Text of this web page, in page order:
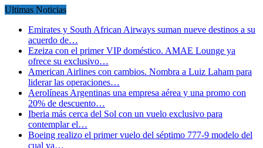
Ultimas Noticias
Emirates y South African Airways suman nueve destinos a su
acuerdo de…
Ezeiza con el primer VIP doméstico. AMAE Lounge ya
ofrece su exclusivo…
American Airlines con cambios. Nombra a Luiz Laham para
liderar las operaciones…
Aerolíneas Argentinas una empresa aérea y una promo con
20% de descuento…
Iberia más cerca del Sol con un vuelo exclusivo para
contemplar el…
Boeing realizo el primer vuelo del séptimo 777-9 modelo del
cual ya…